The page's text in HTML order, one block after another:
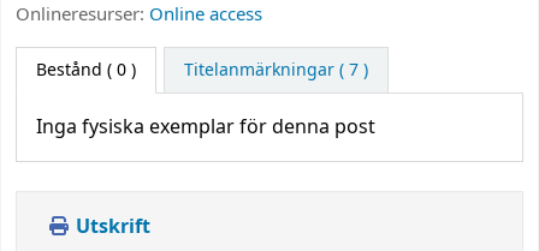
Onlineresurser: Online access
Bestånd ( 0 ) Titelanmärkningar ( 7 )
Inga fysiska exemplar för denna post
Utskrift